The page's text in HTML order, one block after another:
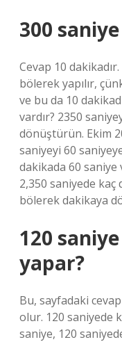
300
Cevap 10
bölerek yapılır,
ve bu da 10
vardır? 2350
dönüştürün. Ekim
saniyeyi 60
dakikada 60 saniye
2,350 saniyede kaç
bölerek dakikaya
120
yapar?
Bu, sayfadaki
olur. 120 saniyede
saniye, 120